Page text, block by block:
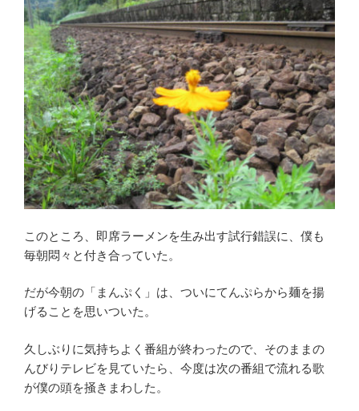
このところ、即席ラーメンを生み出す試行錯誤に、僕も
毎朝悶々と付き合っていた。
だが今朝の「まんぷく」は、ついにてんぷらから麺を揚
げることを思いついた。
久しぶりに気持ちよく番組が終わったので、そのままの
んびりテレビを見ていたら、今度は次の番組で流れる歌
が僕の頭を掻きまわした。